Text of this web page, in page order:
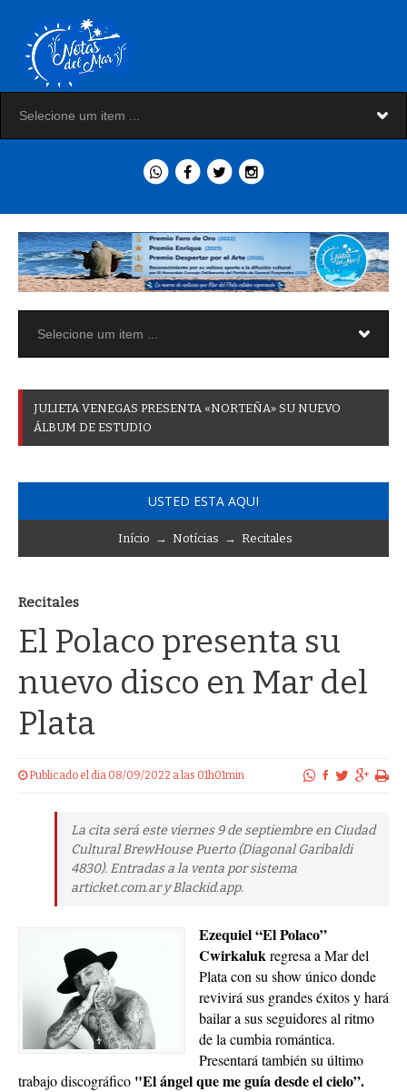
JULIETA VENEGAS PRESENTA «NORTEÑA» SU NUEVO
ÁLBUM DE ESTUDIO
USTED ESTA AQUI
Início → Notícias → Recitales
Recitales
El Polaco presenta su
nuevo disco en Mar del
Plata
Publicado el dia 08/09/2022 a las 01h01min
La cita será este viernes 9 de septiembre en Ciudad
Cultural BrewHouse Puerto (Diagonal Garibaldi
4830). Entradas a la venta por sistema
articket.com.ar y Blackid.app.
Ezequiel “El Polaco”
Cwirkaluk regresa a Mar del
Plata con su show único donde
revivirá sus grandes éxitos y hará
bailar a sus seguidores al ritmo
de la cumbia romántica.
Presentará también su último
trabajo discográfico "El ángel que me guía desde el cielo”.